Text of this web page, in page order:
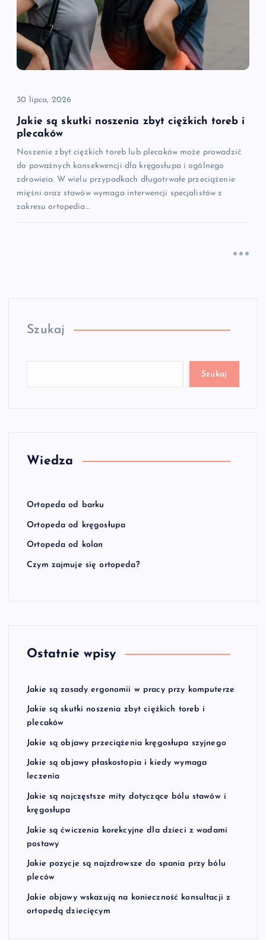
30 lipca, 2026
Jakie są skutki noszenia zbyt ciężkich toreb i
plecaków
Noszenie zbyt ciężkich toreb lub plecaków może prowadzić
do poważnych konsekwencji dla kręgosłupa i ogólnego
zdrowieia. W wielu przypadkach długotrwałe przeciążenie
mięśni oraz stawów wymaga interwencji specjalistów z
zakresu ortopedia…
Szukaj
Szukaj
Wiedza
Ortopeda od barku
Ortopeda od kręgosłupa
Ortopeda od kolan
Czym zajmuje się ortopeda?
Ostatnie wpisy
Jakie są zasady ergonomii w pracy przy komputerze
Jakie są skutki noszenia zbyt ciężkich toreb i
plecaków
Jakie są objawy przeciążenia kręgosłupa szyjnego
Jakie są objawy płaskostopia i kiedy wymaga
leczenia
Jakie są najczęstsze mity dotyczące bólu stawów i
kręgosłupa
Jakie są ćwiczenia korekcyjne dla dzieci z wadami
postawy
Jakie pozycje są najzdrowsze do spania przy bólu
pleców
Jakie objawy wskazują na konieczność konsultacji z
ortopedą dziecięcym